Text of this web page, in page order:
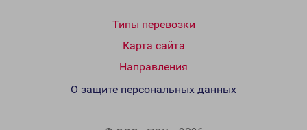
Типы перевозки
Карта сайта
Направления
О защите персональных данных